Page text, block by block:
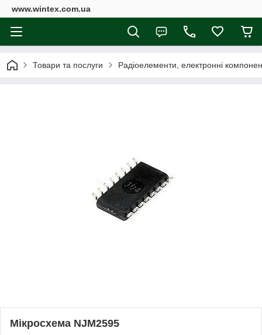
www.wintex.com.ua
Товари та послуги Радіоелементи, електронні
Мікросхема NJM2595